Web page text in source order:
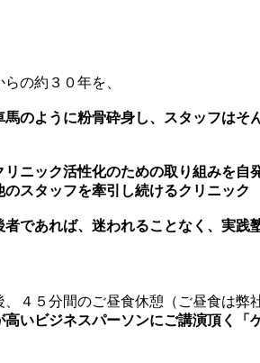
の約３０年を、
のように粉骨砕身し、スタッフは
ニック活性化のための取り組みを
スタッフを牽引し続けるクリニック
者であれば、迷われることなく、実践
４５分間のご昼食休憩（ご昼食は弊
いビジネスパーソンにご講演頂く「